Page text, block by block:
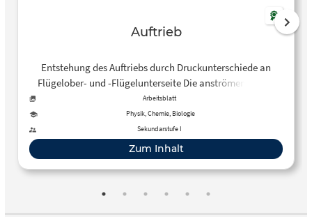
Auftrieb
Entstehung des Auftriebs durch Druckunterschiede an
Flügelober- und -Flügelunterseite Die anströmende Luft
gelangt sowohl auf die längere gekrümmte Flügeloberseite
als auch auf die kürzere Flügelunterseite und wird dann
nach unten abgelenkt.
Arbeitsblatt
Physik, Chemie, Biologie
Sekundarstufe I
Zum Inhalt